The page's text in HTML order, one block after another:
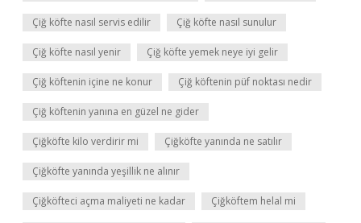
Çiğ köfte nasıl servis edilir Çiğ köfte nasıl sunulur
Çiğ köfte nasıl yenir Çiğ köfte yemek neye iyi gelir
Çiğ köftenin içine ne konur Çiğ köftenin püf noktası nedir
Çiğ köftenin yanına en güzel ne gider
Çiğköfte kilo verdirir mi Çiğköfte yanında ne satılır
Çiğköfte yanında yeşillik ne alınır
Çiğköfteci açma maliyeti ne kadar Çiğköftem helal mi